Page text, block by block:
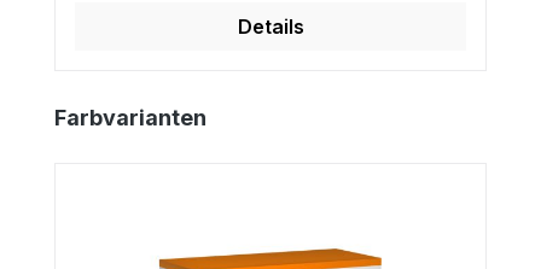
Details
Produktgalerie überspringen
Farbvarianten